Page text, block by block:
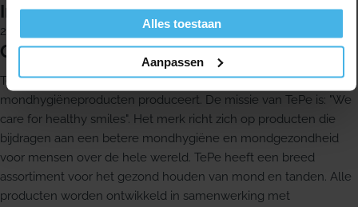
Alles toestaan
Aanpassen
Inhoud
25 stuks
Over TePe
TePe is een familiebedrijf uit Zweden dat sinds 1965
mondhygiëneproducten produceert. De missie van TePe is: "We
care for healthy smiles". Het merk richt zich op producten die
bijdragen aan een betere mondhygiëne en mondgezondheid
voor mensen over de hele wereld. TePe heeft een breed
assortiment voor het gezond houden van mond en tanden. Alle
producten worden ontwikkeld in samenwerking met